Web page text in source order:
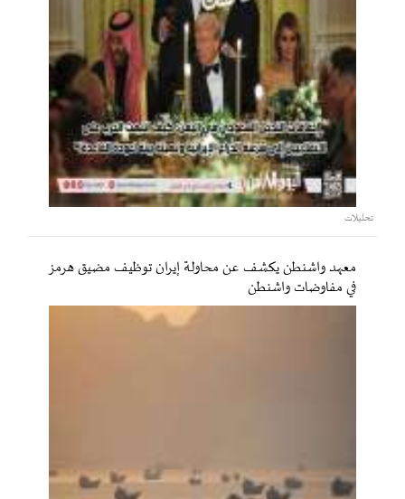
تحليلات
معهد واشنطن يكشف عن محاولة إيران توظيف مضيق هرمز
في مفاوضات واشنطن